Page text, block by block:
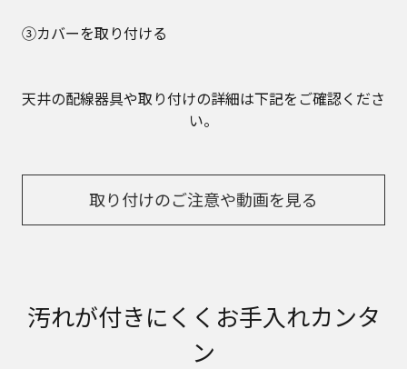
③カバーを取り付ける
天井の配線器具や取り付けの詳細は下記をご確認くださ
い。
取り付けのご注意や動画を見る
汚れが付きにくくお手入れカンタ
ン